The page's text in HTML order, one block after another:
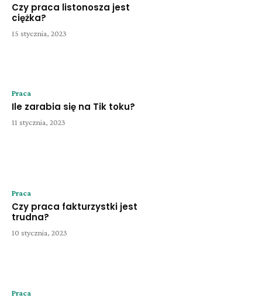
Czy praca listonosza jest
ciężka?
15 stycznia, 2023
Praca
Ile zarabia się na Tik toku?
11 stycznia, 2023
Praca
Czy praca fakturzystki jest
trudna?
10 stycznia, 2023
Praca